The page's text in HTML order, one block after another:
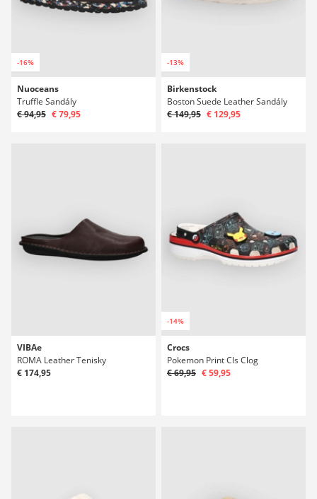
-16%
Nuoceans
Truffle Sandály
€ 94,95 € 79,95
-13%
Birkenstock
Boston Suede Leather Sandály
€ 149,95 € 129,95
VIBAe
ROMA Leather Tenisky
€ 174,95
-14%
Crocs
Pokemon Print Cls Clog
€ 69,95 € 59,95